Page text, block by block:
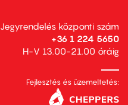
Jegyrendelés központi szám
+36 1 224 5650
H-V 13.00-21.00 óráig
Fejlesztés és üzemeltetés: